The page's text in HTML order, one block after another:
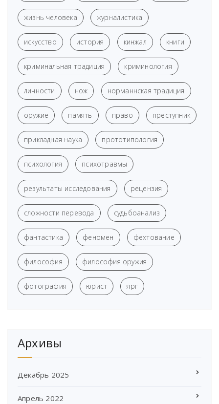
жизнь человека журналистика
искусство история кинжал книги
криминальная традиция криминология
личности нож норманнская традиция
оружие память право преступник
прикладная наука прототипология
психология психотравмы
результаты исследования рецензия
сложности перевода судьбоанализ
фантастика феномен фехтование
философия философия оружия
фотография юрист ярг
Архивы
Декабрь 2025
Апрель 2022